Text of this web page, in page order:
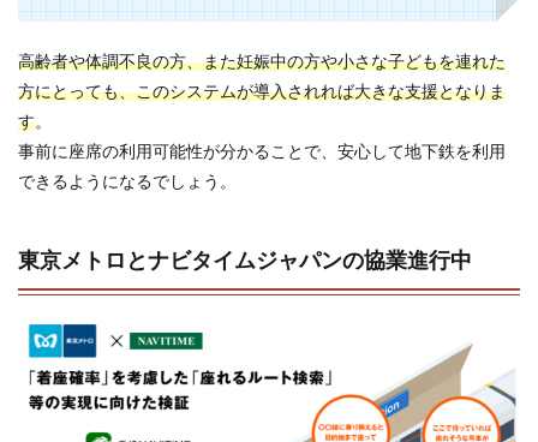
高齢者や体調不良の方、また妊娠中の方や小さな子どもを連れた
方にとっても、このシステムが導入されれば大きな支援となりま
す。
事前に座席の利用可能性が分かることで、安心して地下鉄を利用
できるようになるでしょう。
東京メトロとナビタイムジャパンの協業進行中